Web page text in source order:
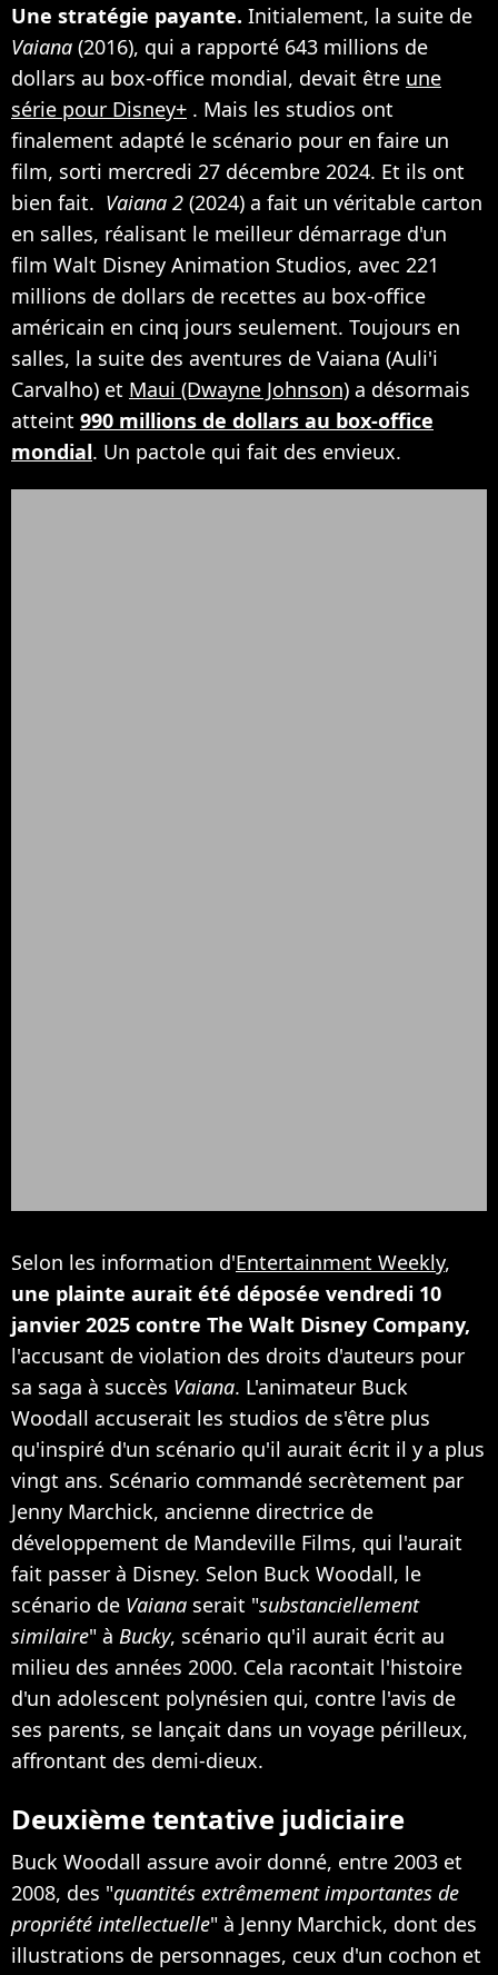
Une stratégie payante. Initialement, la suite de
Vaiana (2016), qui a rapporté 643 millions de
dollars au box-office mondial, devait être une
série pour Disney+ . Mais les studios ont
finalement adapté le scénario pour en faire un
film, sorti mercredi 27 décembre 2024. Et ils ont
bien fait. Vaiana 2 (2024) a fait un véritable carton
en salles, réalisant le meilleur démarrage d'un
film Walt Disney Animation Studios, avec 221
millions de dollars de recettes au box-office
américain en cinq jours seulement. Toujours en
salles, la suite des aventures de Vaiana (Auli'i
Carvalho) et Maui (Dwayne Johnson) a désormais
atteint 990 millions de dollars au box-office
mondial. Un pactole qui fait des envieux.
Selon les information d'Entertainment Weekly,
une plainte aurait été déposée vendredi 10
janvier 2025 contre The Walt Disney Company,
l'accusant de violation des droits d'auteurs pour
sa saga à succès Vaiana. L'animateur Buck
Woodall accuserait les studios de s'être plus
qu'inspiré d'un scénario qu'il aurait écrit il y a plus
vingt ans. Scénario commandé secrètement par
Jenny Marchick, ancienne directrice de
développement de Mandeville Films, qui l'aurait
fait passer à Disney. Selon Buck Woodall, le
scénario de Vaiana serait "substanciellement
similaire" à Bucky, scénario qu'il aurait écrit au
milieu des années 2000. Cela racontait l'histoire
d'un adolescent polynésien qui, contre l'avis de
ses parents, se lançait dans un voyage périlleux,
affrontant des demi-dieux.
Deuxième tentative judiciaire
Buck Woodall assure avoir donné, entre 2003 et
2008, des "quantités extrêmement importantes de
propriété intellectuelle" à Jenny Marchick, dont des
illustrations de personnages, ceux d'un cochon et